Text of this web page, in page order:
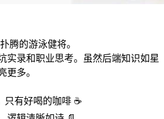
腾的游泳健将。
实录和职业思考。虽然后端知识如星
更多。
只有好喝的咖啡 ☕️